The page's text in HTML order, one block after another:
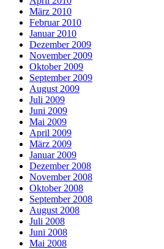
März 2010
Februar 2010
Januar 2010
Dezember 2009
November 2009
Oktober 2009
September 2009
August 2009
Juli 2009
Juni 2009
Mai 2009
April 2009
März 2009
Januar 2009
Dezember 2008
November 2008
Oktober 2008
September 2008
August 2008
Juli 2008
Juni 2008
Mai 2008